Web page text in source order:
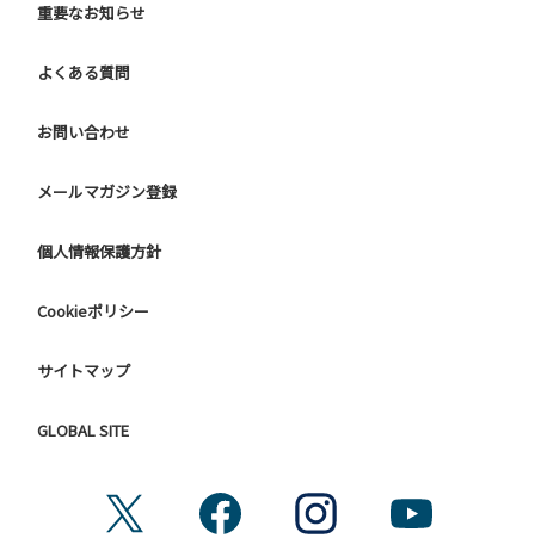
重要なお知らせ
よくある質問
お問い合わせ
メールマガジン登録
個人情報保護方針
Cookieポリシー
サイトマップ
GLOBAL SITE